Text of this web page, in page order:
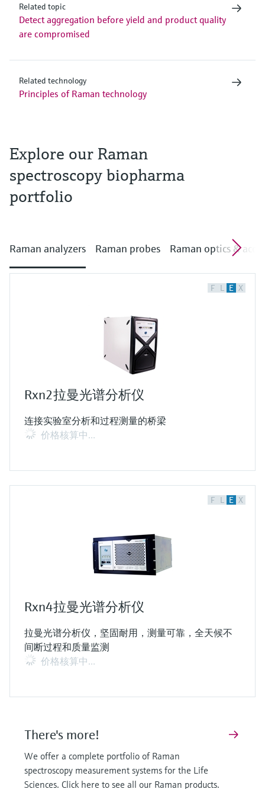
Related topic
Detect aggregation before yield and product quality
are compromised
Related technology
Principles of Raman technology
Explore our Raman
spectroscopy biopharma
portfolio
Raman analyzers Raman probes Raman optics &
F L E X
Rxn2拉曼光谱分析仪
连接实验室分析和过程测量的桥梁
价格核算中…
F L E X
Rxn4拉曼光谱分析仪
拉曼光谱分析仪，坚固耐用，测量可靠，全天候不
间断过程和质量监测
价格核算中…
There's more!
We offer a complete portfolio of Raman
spectroscopy measurement systems for the Life
Sciences. Click here to see all our Raman products.